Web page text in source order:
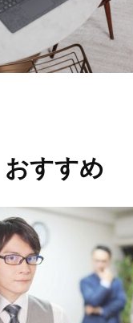
おすすめ